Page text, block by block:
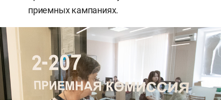
приемных кампаниях.